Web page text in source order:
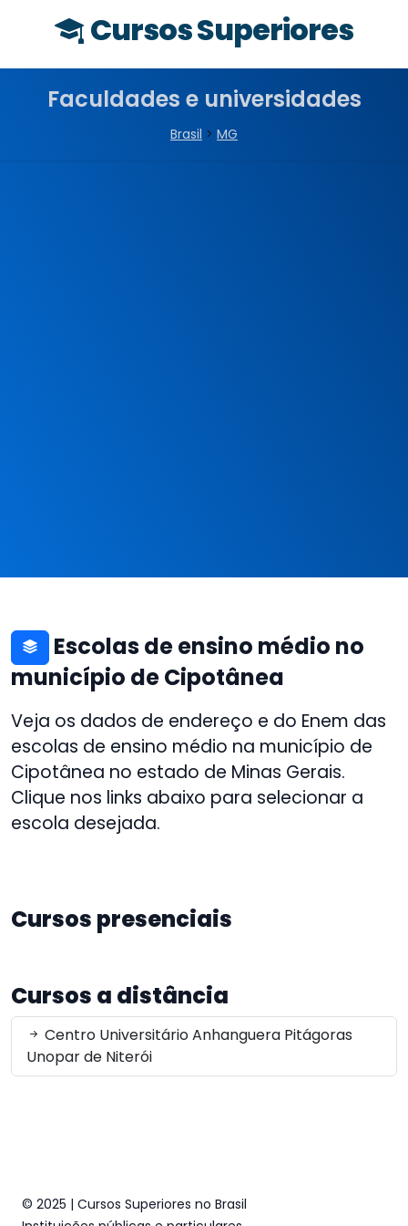
Cursos Superiores
Faculdades e universidades
Brasil > MG
Escolas de ensino médio no
município de Cipotânea
Veja os dados de endereço e do Enem das
escolas de ensino médio na município de
Cipotânea no estado de Minas Gerais.
Clique nos links abaixo para selecionar a
escola desejada.
Cursos presenciais
Cursos a distância
Centro Universitário Anhanguera Pitágoras
Unopar de Niterói
© 2025 | Cursos Superiores no Brasil